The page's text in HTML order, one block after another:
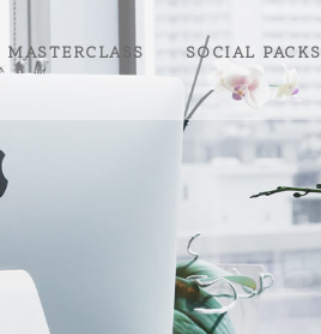
MASTERCLASS SOCIAL PACKS